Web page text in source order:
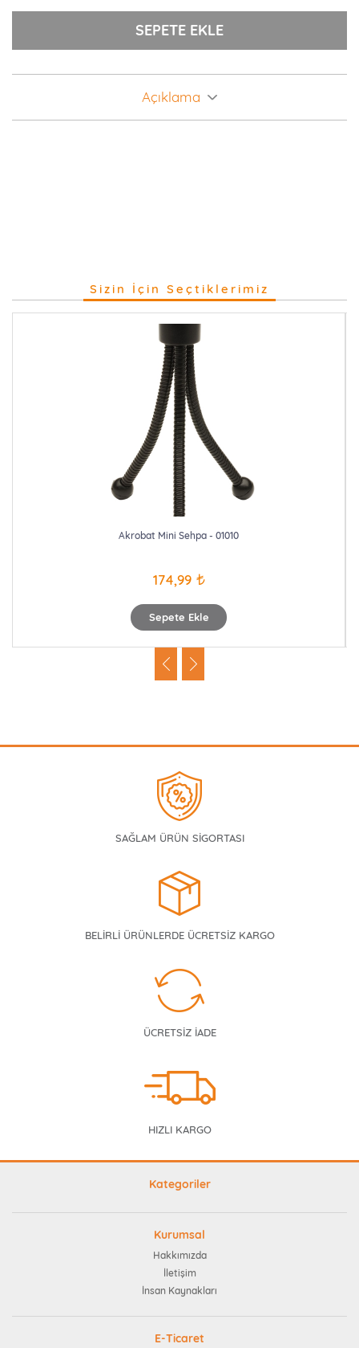
Açıklama
Sizin İçin Seçtiklerimiz
Sepete Ekle
Akrobat Mini Sehpa - 01010
174,99
SAĞLAM ÜRÜN SİGORTASI
BELİRLİ ÜRÜNLERDE ÜCRETSİZ KARGO
ÜCRETSİZ İADE
HIZLI KARGO
Kategoriler
Kurumsal
Hakkımızda
İletişim
İnsan Kaynakları
E-Ticaret